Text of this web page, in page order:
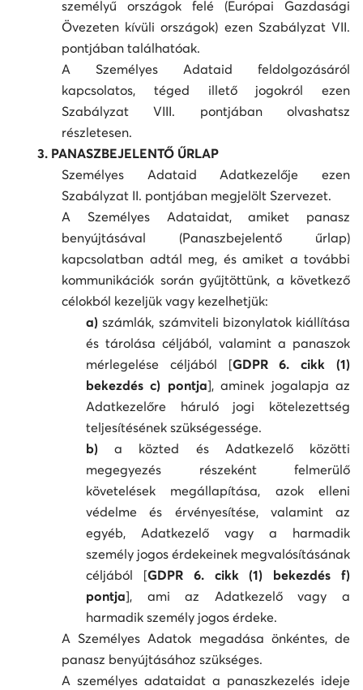
személyű országok felé (Európai Gazdasági
Övezeten kívüli országok) ezen Szabályzat VII.
pontjában találhatóak.
A Személyes Adataid feldolgozásáról
kapcsolatos, téged illető jogokról ezen
Szabályzat VIII. pontjában olvashatsz
részletesen.
3. PANASZBEJELENTŐ ŰRLAP
Személyes Adataid Adatkezelője ezen
Szabályzat II. pontjában megjelölt Szervezet.
A Személyes Adataidat, amiket panasz
benyújtásával (Panaszbejelentő űrlap)
kapcsolatban adtál meg, és amiket a további
kommunikációk során gyűjtöttünk, a következő
célokból kezeljük vagy kezelhetjük:
a) számlák, számviteli bizonylatok kiállítása
és tárolása céljából, valamint a panaszok
mérlegelése céljából [GDPR 6. cikk (1)
bekezdés c) pontja], aminek jogalapja az
Adatkezelőre háruló jogi kötelezettség
teljesítésének szükségessége.
b) a közted és Adatkezelő közötti
megegyezés részeként felmerülő
követelések megállapítása, azok elleni
védelme és érvényesítése, valamint az
egyéb, Adatkezelő vagy a harmadik
személy jogos érdekeinek megvalósításának
céljából [GDPR 6. cikk (1) bekezdés f)
pontja], ami az Adatkezelő vagy a
harmadik személy jogos érdeke.
A Személyes Adatok megadása önkéntes, de
panasz benyújtásához szükséges.
A személyes adataidat a panaszkezelés ideje